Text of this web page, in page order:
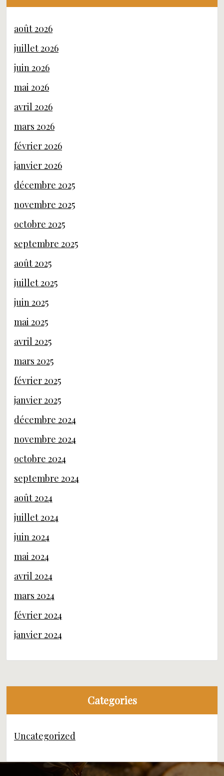
août 2026
juillet 2026
juin 2026
mai 2026
avril 2026
mars 2026
février 2026
janvier 2026
décembre 2025
novembre 2025
octobre 2025
septembre 2025
août 2025
juillet 2025
juin 2025
mai 2025
avril 2025
mars 2025
février 2025
janvier 2025
décembre 2024
novembre 2024
octobre 2024
septembre 2024
août 2024
juillet 2024
juin 2024
mai 2024
avril 2024
mars 2024
février 2024
janvier 2024
Categories
Uncategorized